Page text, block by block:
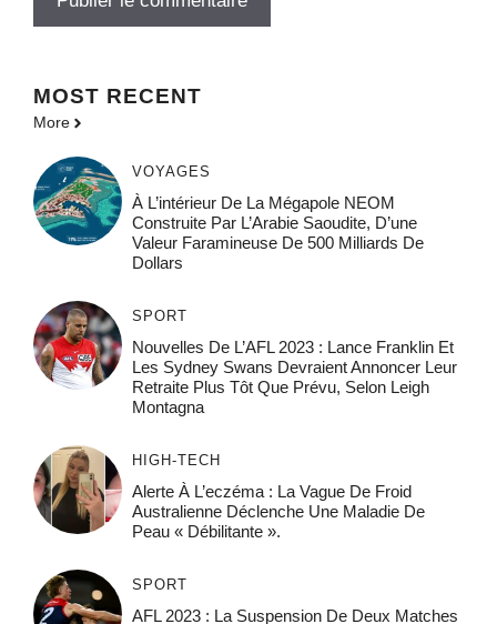
MOST RECENT
More
VOYAGES
À L’intérieur De La Mégapole NEOM
Construite Par L’Arabie Saoudite, D’une
Valeur Faramineuse De 500 Milliards De
Dollars
SPORT
Nouvelles De L’AFL 2023 : Lance Franklin Et
Les Sydney Swans Devraient Annoncer Leur
Retraite Plus Tôt Que Prévu, Selon Leigh
Montagna
HIGH-TECH
Alerte À L’eczéma : La Vague De Froid
Australienne Déclenche Une Maladie De
Peau « Débilitante ».
SPORT
AFL 2023 : La Suspension De Deux Matches